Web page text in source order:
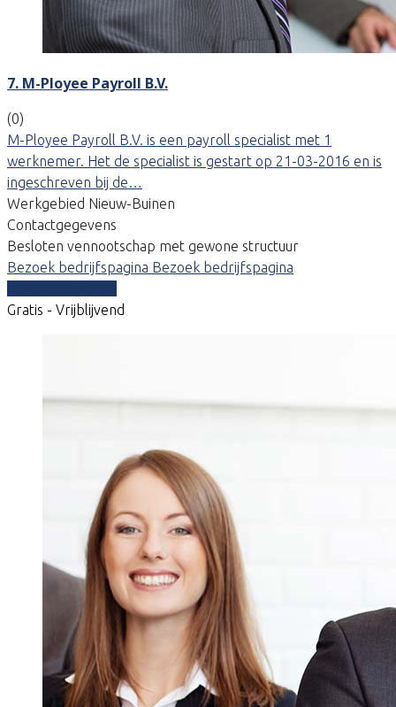
7. M-Ployee Payroll B.V.
(0)
M-Ployee Payroll B.V. is een payroll specialist met 1
werknemer. Het de specialist is gestart op 21-03-2016 en is
ingeschreven bij de…
Werkgebied Nieuw-Buinen
Contactgegevens
Besloten vennootschap met gewone structuur
Bezoek bedrijfspagina Bezoek bedrijfspagina
Gratis - Vrijblijvend